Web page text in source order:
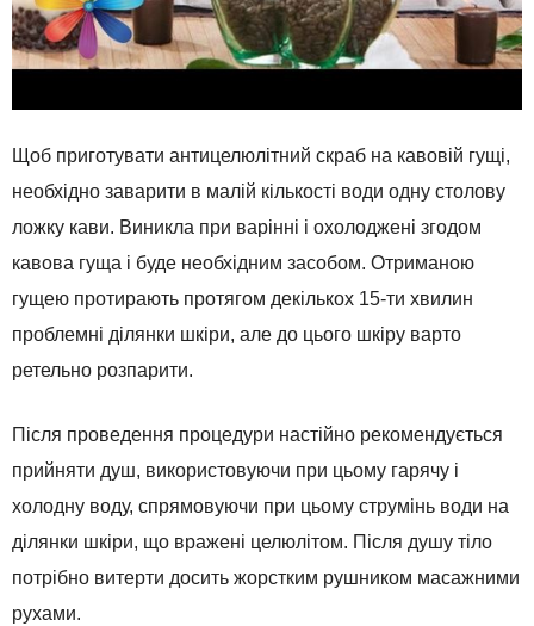
Щоб приготувати антицелюлітний скраб на кавовій гущі,
необхідно заварити в малій кількості води одну столову
ложку кави. Виникла при варінні і охолоджені згодом
кавова гуща і буде необхідним засобом. Отриманою
гущею протирають протягом декількох 15-ти хвилин
проблемні ділянки шкіри, але до цього шкіру варто
ретельно розпарити.
Після проведення процедури настійно рекомендується
прийняти душ, використовуючи при цьому гарячу і
холодну воду, спрямовуючи при цьому струмінь води на
ділянки шкіри, що вражені целюлітом. Після душу тіло
потрібно витерти досить жорстким рушником масажними
рухами.